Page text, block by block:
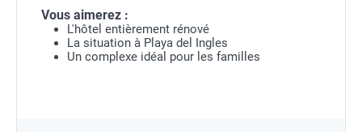
Vous aimerez :
L'hôtel entièrement rénové
La situation à Playa del Ingles
Un complexe idéal pour les familles